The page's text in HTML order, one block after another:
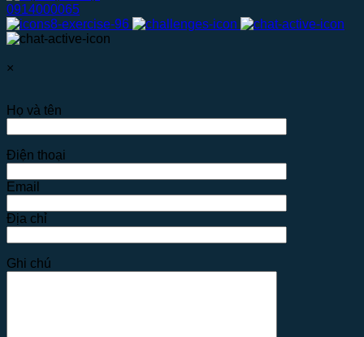
0914000065
×
Họ và tên
Điện thoại
Email
Địa chỉ
Ghi chú